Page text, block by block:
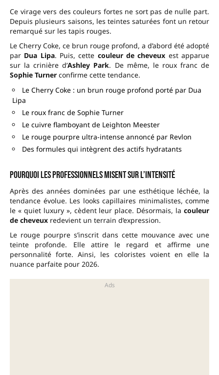
Ce virage vers des couleurs fortes ne sort pas de nulle part.
Depuis plusieurs saisons, les teintes saturées font un retour
remarqué sur les tapis rouges.
Le Cherry Coke, ce brun rouge profond, a d’abord été adopté
par Dua Lipa. Puis, cette couleur de cheveux est apparue
sur la crinière d’Ashley Park. De même, le roux franc de
Sophie Turner confirme cette tendance.
Le Cherry Coke : un brun rouge profond porté par Dua
Lipa
Le roux franc de Sophie Turner
Le cuivre flamboyant de Leighton Meester
Le rouge pourpre ultra-intense annoncé par Revlon
Des formules qui intègrent des actifs hydratants
Pourquoi les professionnels misent sur l’intensité
Après des années dominées par une esthétique léchée, la
tendance évolue. Les looks capillaires minimalistes, comme
le « quiet luxury », cèdent leur place. Désormais, la couleur
de cheveux redevient un terrain d’expression.
Le rouge pourpre s’inscrit dans cette mouvance avec une
teinte profonde. Elle attire le regard et affirme une
personnalité forte. Ainsi, les coloristes voient en elle la
nuance parfaite pour 2026.